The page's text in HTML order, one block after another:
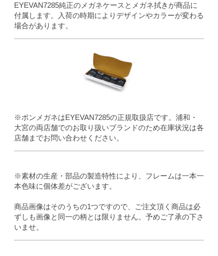
EYEVAN7285純正のメガネケースとメガネ拭きが商品に
付属します。入荷の時期によりデザインやカラーが変わる
場合があります。
※ポンメガネはEYEVAN7285の正規取扱店です。浦和・
大宮の両店舗でのお取り扱いブランドのため在庫状況は各
店舗までお問い合わせください。
※素材の生産・部品の製造特性により、フレームは一本一
本色味に個体差がございます。
商品画像はそのうちの1つですので、ご注文頂く商品は必
ずしも画像と同一の柄とは限りません。予めご了承の下さ
いませ。